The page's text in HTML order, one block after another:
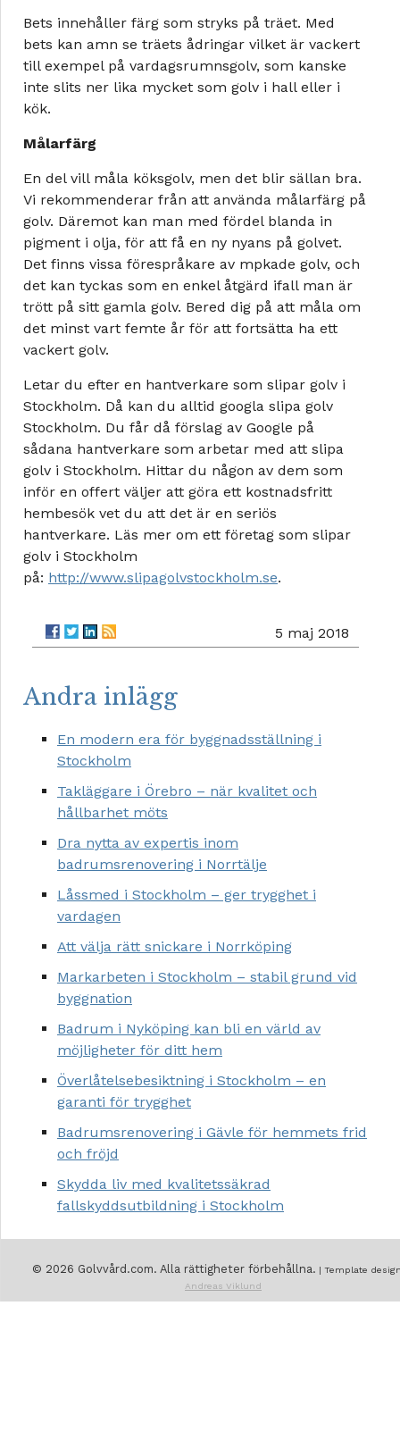
Bets innehåller färg som stryks på träet. Med
bets kan amn se träets ådringar vilket är vackert
till exempel på vardagsrumnsgolv, som kanske
inte slits ner lika mycket som golv i hall eller i
kök.
Målarfärg
En del vill måla köksgolv, men det blir sällan bra.
Vi rekommenderar från att använda målarfärg på
golv. Däremot kan man med fördel blanda in
pigment i olja, för att få en ny nyans på golvet.
Det finns vissa förespråkare av mpkade golv, och
det kan tyckas som en enkel åtgärd ifall man är
trött på sitt gamla golv. Bered dig på att måla om
det minst vart femte år för att fortsätta ha ett
vackert golv.
Letar du efter en hantverkare som slipar golv i
Stockholm. Då kan du alltid googla slipa golv
Stockholm. Du får då förslag av Google på
sådana hantverkare som arbetar med att slipa
golv i Stockholm. Hittar du någon av dem som
inför en offert väljer att göra ett kostnadsfritt
hembesök vet du att det är en seriös
hantverkare. Läs mer om ett företag som slipar
golv i Stockholm
på: http://www.slipagolvstockholm.se.
5 maj 2018
Andra inlägg
En modern era för byggnadsställning i
Stockholm
Takläggare i Örebro – när kvalitet och
hållbarhet möts
Dra nytta av expertis inom
badrumsrenovering i Norrtälje
Låssmed i Stockholm – ger trygghet i
vardagen
Att välja rätt snickare i Norrköping
Markarbeten i Stockholm – stabil grund vid
byggnation
Badrum i Nyköping kan bli en värld av
möjligheter för ditt hem
Överlåtelsebesiktning i Stockholm – en
garanti för trygghet
Badrumsrenovering i Gävle för hemmets frid
och fröjd
Skydda liv med kvalitetssäkrad
fallskyddsutbildning i Stockholm
© 2026 Golvvård.com. Alla rättigheter förbehållna. | Template
Andreas Viklund